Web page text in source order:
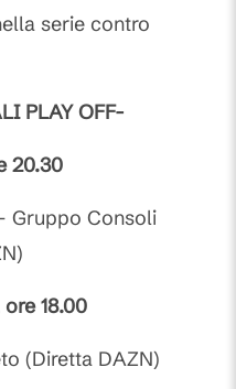
serie contro
PLAY OFF-
20.30
Gruppo Consoli
18.00
(Diretta DAZN)